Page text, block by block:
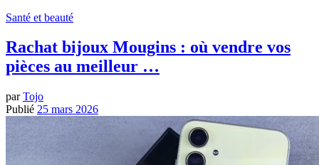
Santé et beauté
Rachat bijoux Mougins : où vendre vos
pièces au meilleur …
parTojo
Publié 25 mars 2026